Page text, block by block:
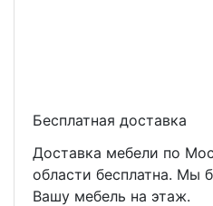
Бесплатная доставка
Доставка мебели по
области бесплатна. Мы
Вашу мебель на этаж.